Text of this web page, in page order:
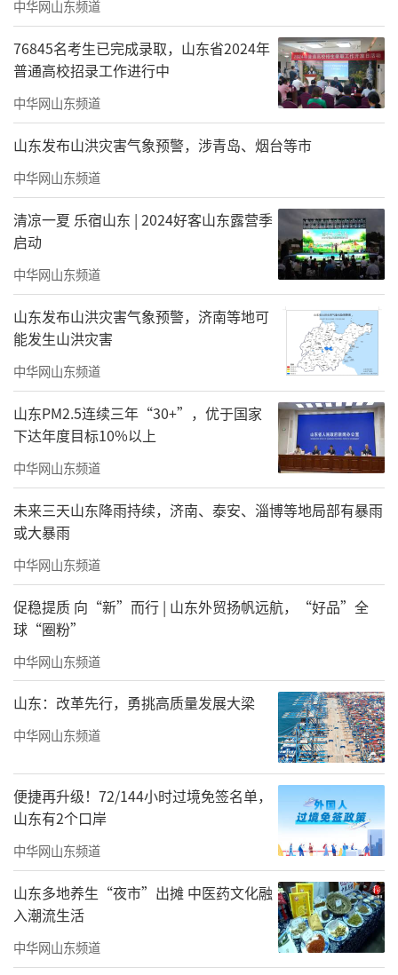
中华网山东频道
76845名考生已完成录取，山东省2024年
普通高校招录工作进行中
中华网山东频道
山东发布山洪灾害气象预警，涉青岛、烟台等市
中华网山东频道
清凉一夏 乐宿山东 | 2024好客山东露营季
启动
中华网山东频道
山东发布山洪灾害气象预警，济南等地可
能发生山洪灾害
中华网山东频道
山东PM2.5连续三年“30+”，优于国家
下达年度目标10%以上
中华网山东频道
未来三天山东降雨持续，济南、泰安、淄博等地局部有暴雨
或大暴雨
中华网山东频道
促稳提质 向“新”而行 | 山东外贸扬帆远航，“好品”全
球“圈粉”
中华网山东频道
山东：改革先行，勇挑高质量发展大梁
中华网山东频道
便捷再升级！72/144小时过境免签名单，
山东有2个口岸
中华网山东频道
山东多地养生“夜市”出摊 中医药文化融
入潮流生活
中华网山东频道